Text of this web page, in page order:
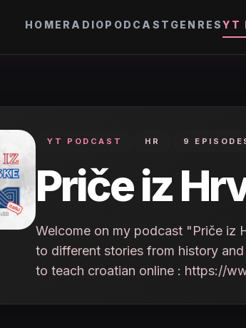
HOME RADIOPODCAST GENRESYT
YT PODCAST HR 9
Priče iz
Welcome on my podcast "Priče iz
to different stories from history
to teach croatian online : https://